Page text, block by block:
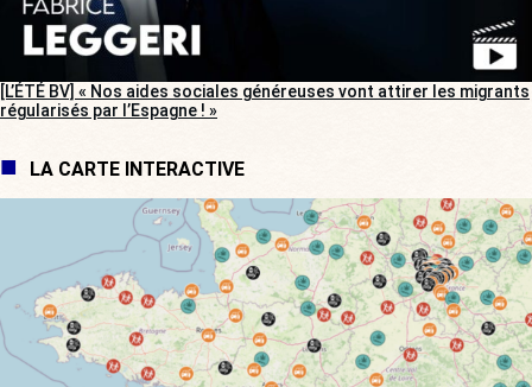
[L’ÉTÉ BV] « Nos aides sociales généreuses vont attirer les migrants
régularisés par l’Espagne ! »
LA CARTE INTERACTIVE